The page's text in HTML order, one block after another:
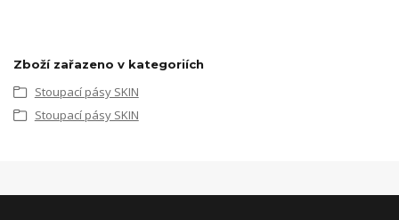
Zboží zařazeno v kategoriích
Stoupací pásy SKIN
Stoupací pásy SKIN